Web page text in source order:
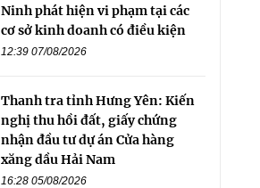
Ninh phát hiện vi phạm tại các
cơ sở kinh doanh có điều kiện
12:39 07/08/2026
Thanh tra tỉnh Hưng Yên: Kiến
nghị thu hồi đất, giấy chứng
nhận đầu tư dự án Cửa hàng
xăng dầu Hải Nam
16:28 05/08/2026